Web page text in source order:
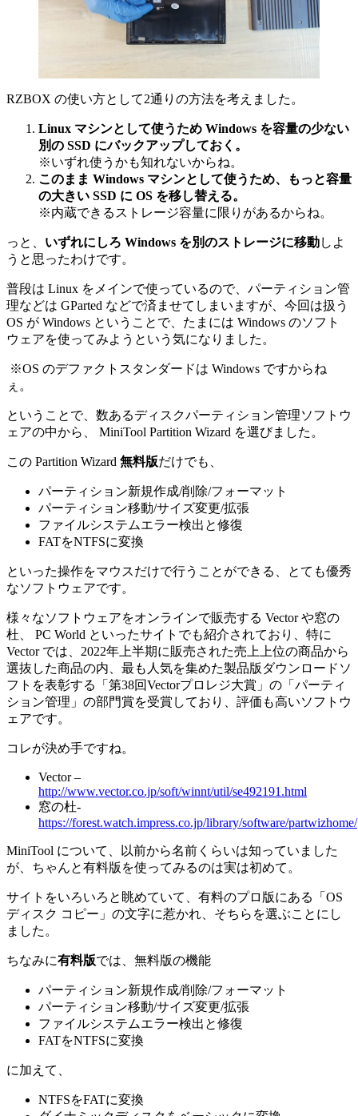
RZBOX の使い方として2通りの方法を考えました。
Linux マシンとして使うため Windows を容量の少ない
別の SSD にバックアップしておく。
※いずれ使うかも知れないからね。
このまま Windows マシンとして使うため、もっと容量
の大きい SSD に OS を移し替える。
※内蔵できるストレージ容量に限りがあるからね。
っと、 いずれにしろ Windows を別のストレージに移動しよ
うと思ったわけです。
普段は Linux をメインで使っているので、パーティション管
理などは GParted などで済ませてしまいますが、今回は扱う
OS が Windows ということで、たまには Windows のソフト
ウェアを使ってみようという気になりました。
※OS のデファクトスタンダードは Windows ですからね
ぇ。
ということで、数あるディスクパーティション管理ソフトウ
ェアの中から、 MiniTool Partition Wizard を選びました。
この Partition Wizard 無料版だけでも、
パーティション新規作成/削除/フォーマット
パーティション移動/サイズ変更/拡張
ファイルシステムエラー検出と修復
FATをNTFSに変換
といった操作をマウスだけで行うことができる、とても優秀
なソフトウェアです。
様々なソフトウェアをオンラインで販売する Vector や窓の
杜、 PC World といったサイトでも紹介されており、特に
Vector では、2022年上半期に販売された売上上位の商品から
選抜した商品の内、最も人気を集めた製品版ダウンロードソ
フトを表彰する「第38回Vectorプロレジ大賞」の「パーティ
ション管理」の部門賞を受賞しており、評価も高いソフトウ
ェアです。
コレが決め手ですね。
Vector –
http://www.vector.co.jp/soft/winnt/util/se492191.html
窓の杜-
https://forest.watch.impress.co.jp/library/software/partwizhome/
MiniTool について、以前から名前くらいは知っていました
が、ちゃんと有料版を使ってみるのは実は初めて。
サイトをいろいろと眺めていて、有料のプロ版にある「OS
ディスク コピー」の文字に惹かれ、そちらを選ぶことにし
ました。
ちなみに有料版では、無料版の機能
パーティション新規作成/削除/フォーマット
パーティション移動/サイズ変更/拡張
ファイルシステムエラー検出と修復
FATをNTFSに変換
に加えて、
NTFSをFATに変換